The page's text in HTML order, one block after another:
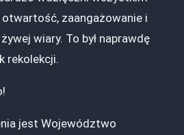
zaangażowanie i
wiary. To był naprawdę
rekolekcji.
jest Województwo